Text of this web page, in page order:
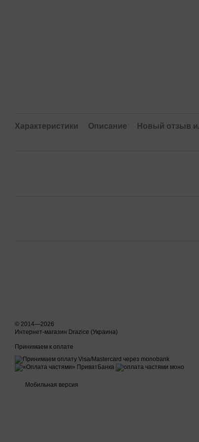
Характеристики Описание Новый отзыв
© 2014—2026
Интернет-магазин Drazice (Украина)
Принимаем к оплате
Мобильная версия